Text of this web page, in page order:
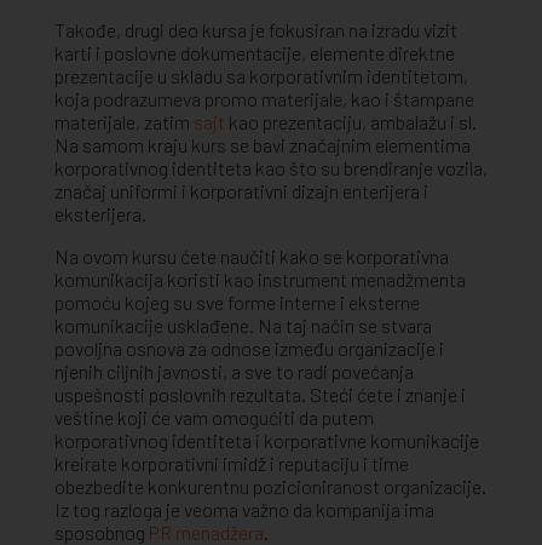
Takođe, drugi deo kursa je fokusiran na izradu vizit
karti i poslovne dokumentacije, elemente direktne
prezentacije u skladu sa korporativnim identitetom,
koja podrazumeva promo materijale, kao i štampane
materijale, zatim sajt kao prezentaciju, ambalažu i sl.
Na samom kraju kurs se bavi značajnim elementima
korporativnog identiteta kao što su brendiranje vozila,
značaj uniformi i korporativni dizajn enterijera i
eksterijera.
Na ovom kursu ćete naučiti kako se korporativna
komunikacija koristi kao instrument menadžmenta
pomoću kojeg su sve forme interne i eksterne
komunikacije usklađene. Na taj način se stvara
povoljna osnova za odnose između organizacije i
njenih ciljnih javnosti, a sve to radi povećanja
uspešnosti poslovnih rezultata. Steći ćete i znanje i
veštine koji će vam omogućiti da putem
korporativnog identiteta i korporativne komunikacije
kreirate korporativni imidž i reputaciju i time
obezbedite konkurentnu pozicioniranost organizacije.
Iz tog razloga je veoma važno da kompanija ima
sposobnog PR menadžera.